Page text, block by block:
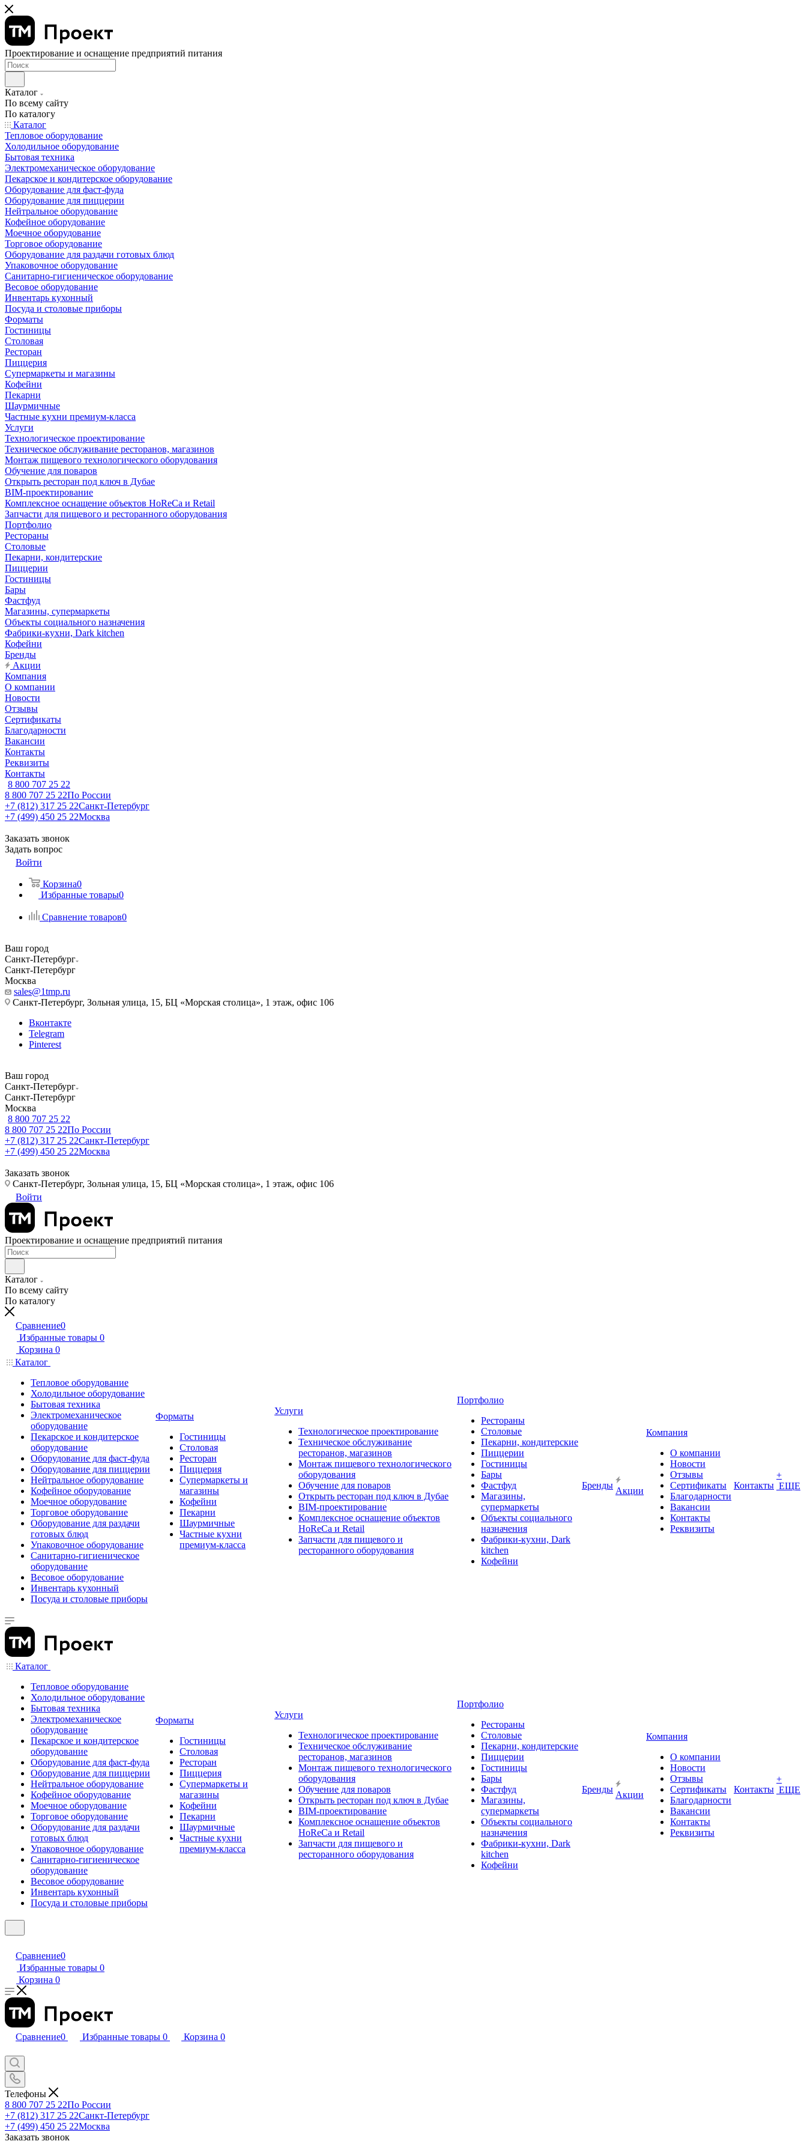
Проектирование и оснащение предприятий питания
Каталог
По всему сайту
По каталогу
Каталог
Тепловое оборудование
Холодильное оборудование
Бытовая техника
Электромеханическое оборудование
Пекарское и кондитерское оборудование
Оборудование для фаст-фуда
Оборудование для пиццерии
Нейтральное оборудование
Кофейное оборудование
Моечное оборудование
Торговое оборудование
Оборудование для раздачи готовых блюд
Упаковочное оборудование
Санитарно-гигиеническое оборудование
Весовое оборудование
Инвентарь кухонный
Посуда и столовые приборы
Форматы
Гостиницы
Столовая
Ресторан
Пиццерия
Супермаркеты и магазины
Кофейни
Пекарни
Шаурмичные
Частные кухни премиум-класса
Услуги
Технологическое проектирование
Техническое обслуживание ресторанов, магазинов
Монтаж пищевого технологического оборудования
Обучение для поваров
Открыть ресторан под ключ в Дубае
BIM-проектирование
Комплексное оснащение объектов HoReCa и Retail
Запчасти для пищевого и ресторанного оборудования
Портфолио
Рестораны
Столовые
Пекарни, кондитерские
Пиццерии
Гостиницы
Бары
Фастфуд
Магазины, супермаркеты
Объекты социального назначения
Фабрики-кухни, Dark kitchen
Кофейни
Бренды
Акции
Компания
О компании
Новости
Отзывы
Сертификаты
Благодарности
Вакансии
Контакты
Реквизиты
Контакты
8 800 707 25 22
8 800 707 25 22По России
+7 (812) 317 25 22Санкт-Петербург
+7 (499) 450 25 22Москва
Заказать звонок
Задать вопрос
Войти
Корзина0
Избранные товары0
Сравнение товаров0
Ваш город
Санкт-Петербург
Санкт-Петербург
Москва
sales@1tmp.ru
Санкт-Петербург, Зольная улица, 15, БЦ «Морская столица», 1 этаж, офис 106
Вконтакте
Telegram
Pinterest
Ваш город
Санкт-Петербург
Санкт-Петербург
Москва
8 800 707 25 22
8 800 707 25 22По России
+7 (812) 317 25 22Санкт-Петербург
+7 (499) 450 25 22Москва
Заказать звонок
Санкт-Петербург, Зольная улица, 15, БЦ «Морская столица», 1 этаж, офис 106
Войти
Проектирование и оснащение предприятий питания
Каталог
По всему сайту
По каталогу
Сравнение0
Избранные товары 0
Корзина 0
Каталог
Тепловое оборудование
Холодильное оборудование
Бытовая техника
Электромеханическое
оборудование
Пекарское и кондитерское
оборудование
Оборудование для фаст-фуда
Оборудование для пиццерии
Нейтральное оборудование
Кофейное оборудование
Моечное оборудование
Торговое оборудование
Оборудование для раздачи
готовых блюд
Упаковочное оборудование
Санитарно-гигиеническое
оборудование
Весовое оборудование
Инвентарь кухонный
Посуда и столовые приборы
Форматы
Гостиницы
Столовая
Ресторан
Пиццерия
Супермаркеты и
магазины
Кофейни
Пекарни
Шаурмичные
Частные кухни
премиум-класса
Услуги
Технологическое проектирование
Техническое обслуживание
ресторанов, магазинов
Монтаж пищевого технологического
оборудования
Обучение для поваров
Открыть ресторан под ключ в Дубае
BIM-проектирование
Комплексное оснащение объектов
HoReCa и Retail
Запчасти для пищевого и
ресторанного оборудования
Портфолио
Рестораны
Столовые
Пекарни, кондитерские
Пиццерии
Гостиницы
Бары
Фастфуд
Магазины,
супермаркеты
Объекты социального
назначения
Фабрики-кухни, Dark
kitchen
Кофейни
Бренды
Акции
Компания
О компании
Новости
Отзывы
Сертификаты
Благодарности
Вакансии
Контакты
Реквизиты
Контакты
+
ЕЩЕ
Каталог
Тепловое оборудование
Холодильное оборудование
Бытовая техника
Электромеханическое
оборудование
Пекарское и кондитерское
оборудование
Оборудование для фаст-фуда
Оборудование для пиццерии
Нейтральное оборудование
Кофейное оборудование
Моечное оборудование
Торговое оборудование
Оборудование для раздачи
готовых блюд
Упаковочное оборудование
Санитарно-гигиеническое
оборудование
Весовое оборудование
Инвентарь кухонный
Посуда и столовые приборы
Форматы
Гостиницы
Столовая
Ресторан
Пиццерия
Супермаркеты и
магазины
Кофейни
Пекарни
Шаурмичные
Частные кухни
премиум-класса
Услуги
Технологическое проектирование
Техническое обслуживание
ресторанов, магазинов
Монтаж пищевого технологического
оборудования
Обучение для поваров
Открыть ресторан под ключ в Дубае
BIM-проектирование
Комплексное оснащение объектов
HoReCa и Retail
Запчасти для пищевого и
ресторанного оборудования
Портфолио
Рестораны
Столовые
Пекарни, кондитерские
Пиццерии
Гостиницы
Бары
Фастфуд
Магазины,
супермаркеты
Объекты социального
назначения
Фабрики-кухни, Dark
kitchen
Кофейни
Бренды
Акции
Компания
О компании
Новости
Отзывы
Сертификаты
Благодарности
Вакансии
Контакты
Реквизиты
Контакты
+
ЕЩЕ
Сравнение0
Избранные товары 0
Корзина 0
Сравнение0 Избранные товары 0 Корзина 0
Телефоны
8 800 707 25 22По России
+7 (812) 317 25 22Санкт-Петербург
+7 (499) 450 25 22Москва
Заказать звонок